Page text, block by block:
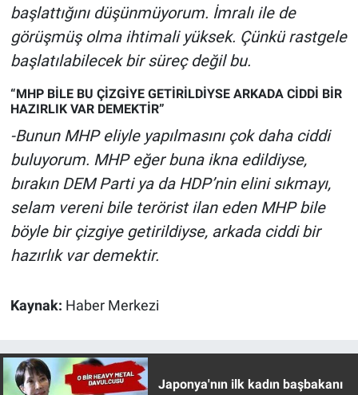
başlattığını düşünmüyorum. İmralı ile de
görüşmüş olma ihtimali yüksek. Çünkü rastgele
başlatılabilecek bir süreç değil bu.
“MHP BİLE BU ÇİZGİYE GETİRİLDİYSE ARKADA CİDDİ BİR
HAZIRLIK VAR DEMEKTİR”
-Bunun MHP eliyle yapılmasını çok daha ciddi
buluyorum. MHP eğer buna ikna edildiyse,
bırakın DEM Parti ya da HDP’nin elini sıkmayı,
selam vereni bile terörist ilan eden MHP bile
böyle bir çizgiye getirildiyse, arkada ciddi bir
hazırlık var demektir.
Kaynak: Haber Merkezi
Japonya'nın ilk kadın başbakanı